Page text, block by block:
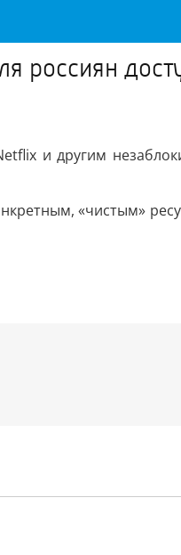
россиян
и другим
«чистым»